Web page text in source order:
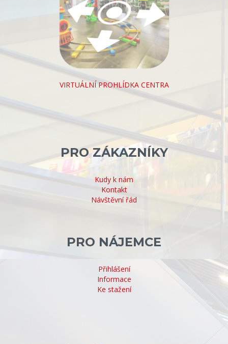
VIRTUÁLNÍ PROHLÍDKA CENTRA
PRO ZÁKAZNÍKY
Kudy k nám
Kontakt
Návštěvní řád
PRO NÁJEMCE
Přihlášení
Informace
Ke stažení